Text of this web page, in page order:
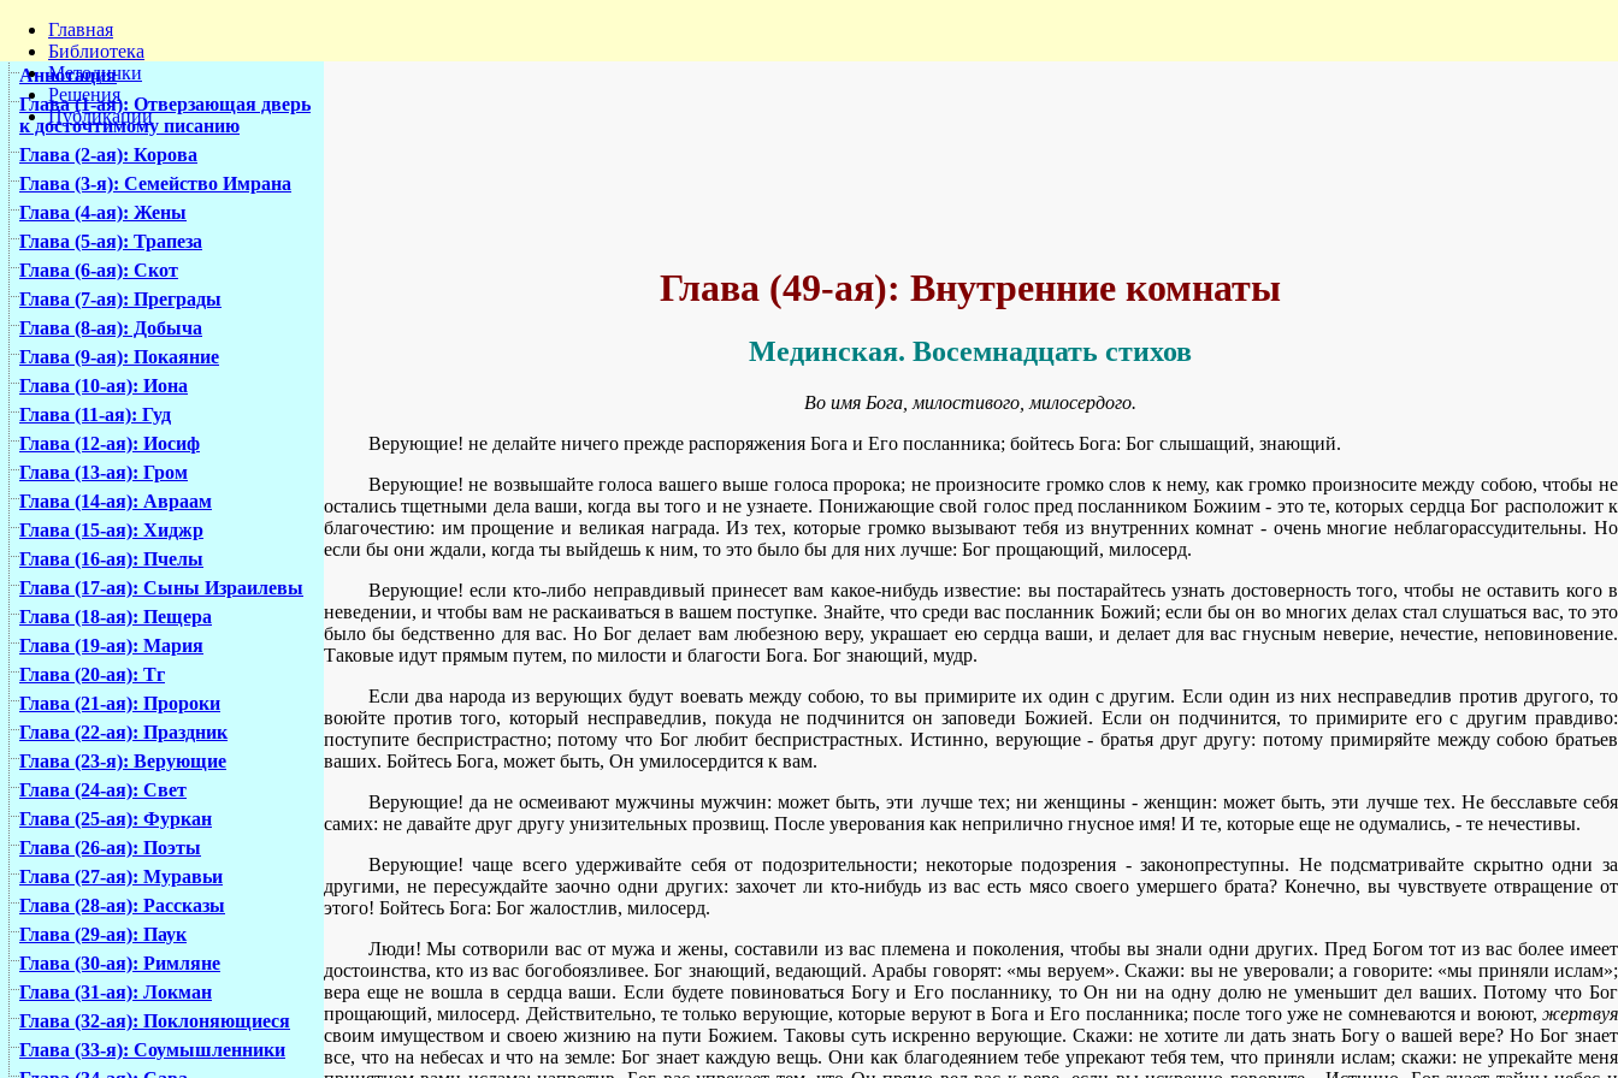
Главная
Библиотека
Методички
Решения
Публикации
Аннотация
Глава (1-ая): Отверзающая дверь
к досточтимому писанию
Глава (2-ая): Корова
Глава (3-я): Семейство Имрана
Глава (4-ая): Жены
Глава (5-ая): Трапеза
Глава (6-ая): Скот
Глава (7-ая): Преграды
Глава (8-ая): Добыча
Глава (9-ая): Покаяние
Глава (10-ая): Иона
Глава (11-ая): Гуд
Глава (12-ая): Иосиф
Глава (13-ая): Гром
Глава (14-ая): Авраам
Глава (15-ая): Хиджр
Глава (16-ая): Пчелы
Глава (17-ая): Сыны Израилевы
Глава (18-ая): Пещера
Глава (19-ая): Мария
Глава (20-ая): Тг
Глава (21-ая): Пророки
Глава (22-ая): Праздник
Глава (23-я): Верующие
Глава (24-ая): Свет
Глава (25-ая): Фуркан
Глава (26-ая): Поэты
Глава (27-ая): Муравьи
Глава (28-ая): Рассказы
Глава (29-ая): Паук
Глава (30-ая): Римляне
Глава (31-ая): Локман
Глава (32-ая): Поклоняющиеся
Глава (33-я): Соумышленники
Глава (49-ая): Внутренние комнаты
Мединская. Восемнадцать стихов
Во имя Бога, милостивого, милосердого.
Верующие! не делайте ничего прежде распоряжения Бога и Его посланника; бойтесь Бога: Бог слышащий, знающий.
Верующие! не возвышайте голоса вашего выше голоса пророка; не произносите громко слов к нему, как громко произносите между собою, чтобы не
остались тщетными дела ваши, когда вы того и не узнаете. Понижающие свой голос пред посланником Божиим - это те, которых сердца Бог расположит к
благочестию: им прощение и великая награда. Из тех, которые громко вызывают тебя из внутренних комнат - очень многие неблагорассудительны. Но
если бы они ждали, когда ты выйдешь к ним, то это было бы для них лучше: Бог прощающий, милосерд.
Верующие! если кто-либо неправдивый принесет вам какое-нибудь известие: вы постарайтесь узнать достоверность того, чтобы не оставить кого в
неведении, и чтобы вам не раскаиваться в вашем поступке. Знайте, что среди вас посланник Божий; если бы он во многих делах стал слушаться вас, то это
было бы бедственно для вас. Но Бог делает вам любезною веру, украшает ею сердца ваши, и делает для вас гнусным неверие, нечестие, неповиновение.
Таковые идут прямым путем, по милости и благости Бога. Бог знающий, мудр.
Если два народа из верующих будут воевать между собою, то вы примирите их один с другим. Если один из них несправедлив против другого, то
воюйте против того, который несправедлив, покуда не подчинится он заповеди Божией. Если он подчинится, то примирите его с другим правдиво:
поступите беспристрастно; потому что Бог любит беспристрастных. Истинно, верующие - братья друг другу: потому примиряйте между собою братьев
ваших. Бойтесь Бога, может быть, Он умилосердится к вам.
Верующие! да не осмеивают мужчины мужчин: может быть, эти лучше тех; ни женщины - женщин: может быть, эти лучше тех. Не бесславьте себя
самих: не давайте друг другу унизительных прозвищ. После уверования как неприлично гнусное имя! И те, которые еще не одумались, - те нечестивы.
Верующие! чаще всего удерживайте себя от подозрительности; некоторые подозрения - законопреступны. Не подсматривайте скрытно одни за
другими, не пересуждайте заочно одни других: захочет ли кто-нибудь из вас есть мясо своего умершего брата? Конечно, вы чувствуете отвращение от
этого! Бойтесь Бога: Бог жалостлив, милосерд.
Люди! Мы сотворили вас от мужа и жены, составили из вас племена и поколения, чтобы вы знали одни других. Пред Богом тот из вас более имеет
достоинства, кто из вас богобоязливее. Бог знающий, ведающий. Арабы говорят: «мы веруем». Скажи: вы не уверовали; а говорите: «мы приняли ислам»;
вера еще не вошла в сердца ваши. Если будете повиноваться Богу и Его посланнику, то Он ни на одну долю не уменьшит дел ваших. Потому что Бог
прощающий, милосерд. Действительно, те только верующие, которые веруют в Бога и Его посланника; после того уже не сомневаются и воюют, жертвуя
своим имуществом и своею жизнию на пути Божием. Таковы суть искренно верующие. Скажи: не хотите ли дать знать Богу о вашей вере? Но Бог знает
все, что на небесах и что на земле: Бог знает каждую вещь. Они как благодеянием тебе упрекают тебя тем, что приняли ислам; скажи: не упрекайте меня